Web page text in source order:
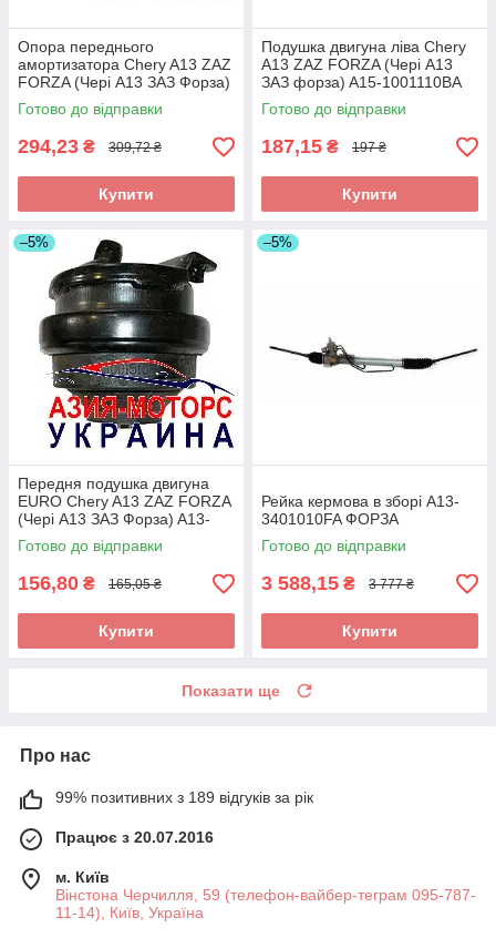
Опора переднього
амортизатора Chery A13 ZAZ
FORZA (Чері А13 ЗАЗ Форза)
A13-2901110
Готово до відправки
294,23 ₴ 309,72 ₴
Купити
Подушка двигуна ліва Chery
A13 ZAZ FORZA (Чері А13
ЗАЗ форза) A15-1001110BA
Готово до відправки
187,15 ₴ 197 ₴
Купити
–5%
Передня подушка двигуна
EURO Chery A13 ZAZ FORZA
(Чері А13 ЗАЗ Форза) A13-
1001510FA
Готово до відправки
156,80 ₴ 165,05 ₴
Купити
–5%
Рейка кермова в зборі A13-
3401010FA ФОРЗА
Готово до відправки
3 588,15 ₴ 3 777 ₴
Купити
Показати ще
Про нас
99% позитивних з 189 відгуків за рік
Працює з 20.07.2016
м. Київ
Вінстона Черчилля, 59 (телефон-вайбер-теграм 095-787-
11-14), Київ, Україна